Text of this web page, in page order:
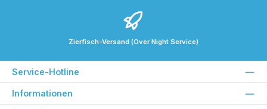
Zierfisch-Versand (Over Night Service)
Service-Hotline
Informationen